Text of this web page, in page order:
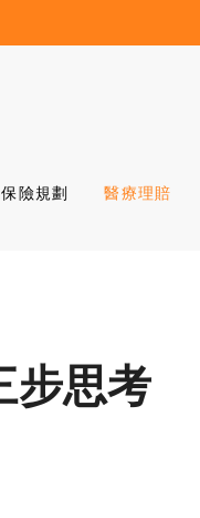
保險規劃 醫療理賠
步思考